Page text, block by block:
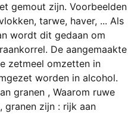
gemout zijn. Voorbeelden
tarwe, haver, ... Als
wordt dit gedaan om
De aangemaakte
zetmeel omzetten in
worden in alcohol.
granen , Waarom ruwe
granen zijn : rijk aan